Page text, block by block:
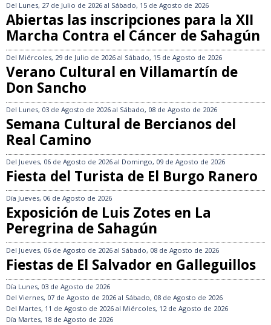
Del Lunes, 27 de Julio de 2026 al Sábado, 15 de Agosto de 2026
Abiertas las inscripciones para la XII
Marcha Contra el Cáncer de Sahagún
Del Miércoles, 29 de Julio de 2026 al Sábado, 15 de Agosto de 2026
Verano Cultural en Villamartín de
Don Sancho
Del Lunes, 03 de Agosto de 2026 al Sábado, 08 de Agosto de 2026
Semana Cultural de Bercianos del
Real Camino
Del Jueves, 06 de Agosto de 2026 al Domingo, 09 de Agosto de 2026
Fiesta del Turista de El Burgo Ranero
Día Jueves, 06 de Agosto de 2026
Exposición de Luis Zotes en La
Peregrina de Sahagún
Del Jueves, 06 de Agosto de 2026 al Sábado, 08 de Agosto de 2026
Fiestas de El Salvador en Galleguillos
Día Lunes, 03 de Agosto de 2026
Del Viernes, 07 de Agosto de 2026 al Sábado, 08 de Agosto de 2026
Del Martes, 11 de Agosto de 2026 al Miércoles, 12 de Agosto de 2026
Día Martes, 18 de Agosto de 2026